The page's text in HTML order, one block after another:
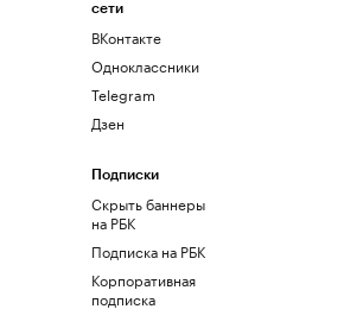
сети
ВКонтакте
Одноклассники
Telegram
Дзен
Подписки
Скрыть баннеры
на РБК
Подписка на РБК
Корпоративная
подписка